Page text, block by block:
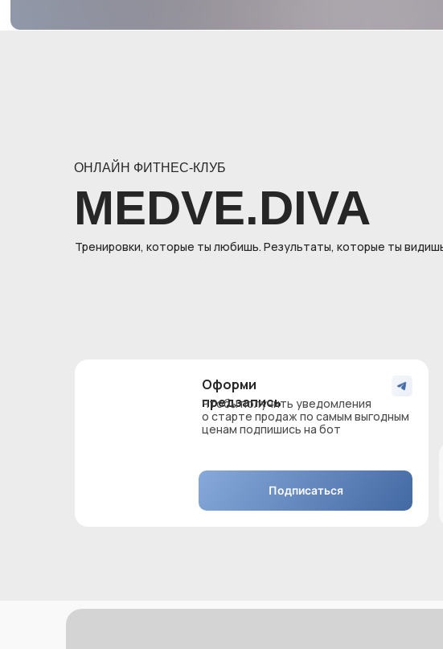
MEDVE.DIVA
Тренировки, которые ты любишь. Результаты, которые ты
ОНЛАЙН ФИТНЕС-КЛУБ
Оформи
предзапись
Чтобы получить уведомления
о старте продаж по самым выгодным
ценам подпишись на бот
Подписаться